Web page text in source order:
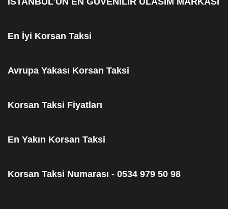
En İyi Korsan Taksi
Avrupa Yakası Korsan Taksi
Korsan Taksi Fiyatları
En Yakın Korsan Taksi
Korsan Taksi Numarası - 0534 979 50 98